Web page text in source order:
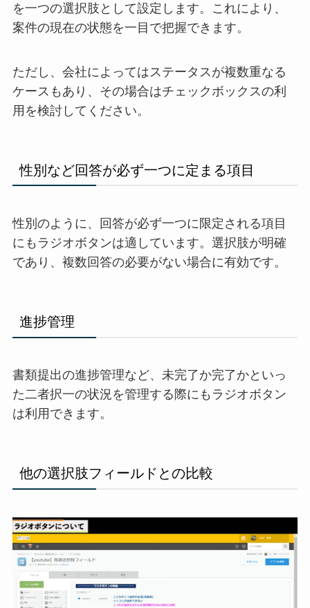
を一つの選択肢として設定します。これにより、
案件の現在の状態を一目で把握できます。
ただし、会社によってはステータスが複数重なる
ケースもあり、その場合はチェックボックスの利
用を検討してください。
性別など回答が必ず一つに定まる項目
性別のように、回答が必ず一つに限定される項目
にもラジオボタンは適しています。選択肢が明確
であり、複数回答の必要がない場合に有効です。
進捗管理
書類提出の進捗管理など、未完了か完了かといっ
た二者択一の状況を管理する際にもラジオボタン
は利用できます。
他の選択肢フィールドとの比較